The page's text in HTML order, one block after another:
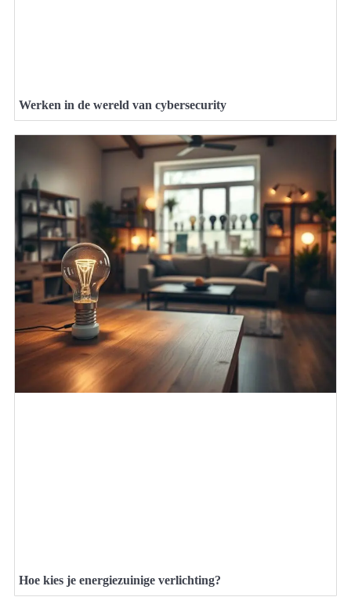
Werken in de wereld van cybersecurity
Hoe kies je energiezuinige verlichting?